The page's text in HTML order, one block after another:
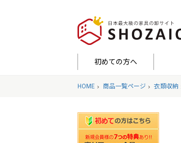
初めての方へ
HOME 商品一覧ページ 衣類収納